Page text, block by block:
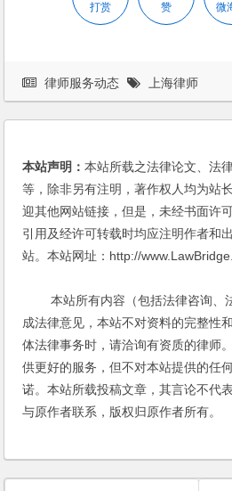
打赏 赞 微
律师服务动态 上海律师
本站声明：本站所载之法律论文、法
等，除非另有注明，著作权人均为站
迎其他网站链接，但是，未经书面许
引用及经许可转载时均应注明作者和
站。本站网址：http://
本站所有内容（包括法律咨询、
成法律意见，本站不对资料的完整性
体法律事务时，请洽询有资质的律师
供更好的服务，但不对本站提供的任
诺。本站所载投稿文章，其言论不代
与原作者联系，版权归原作者所有。